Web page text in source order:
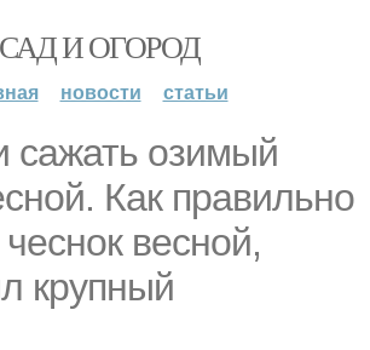
САД И ОГОРОД
новости статьи
сажать озимый
Как правильно
весной,
крупный